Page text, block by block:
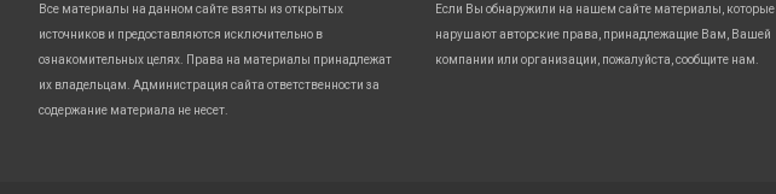
Все материалы на данном сайте взяты из открытых
источников и предоставляются исключительно в
ознакомительных целях. Права на материалы принадлежат
их владельцам. Администрация сайта ответственности за
содержание материала не несет.
Если Вы обнаружили на нашем сайте материалы, которые
нарушают авторские права, принадлежащие Вам, Вашей
компании или организации, пожалуйста, сообщите нам.